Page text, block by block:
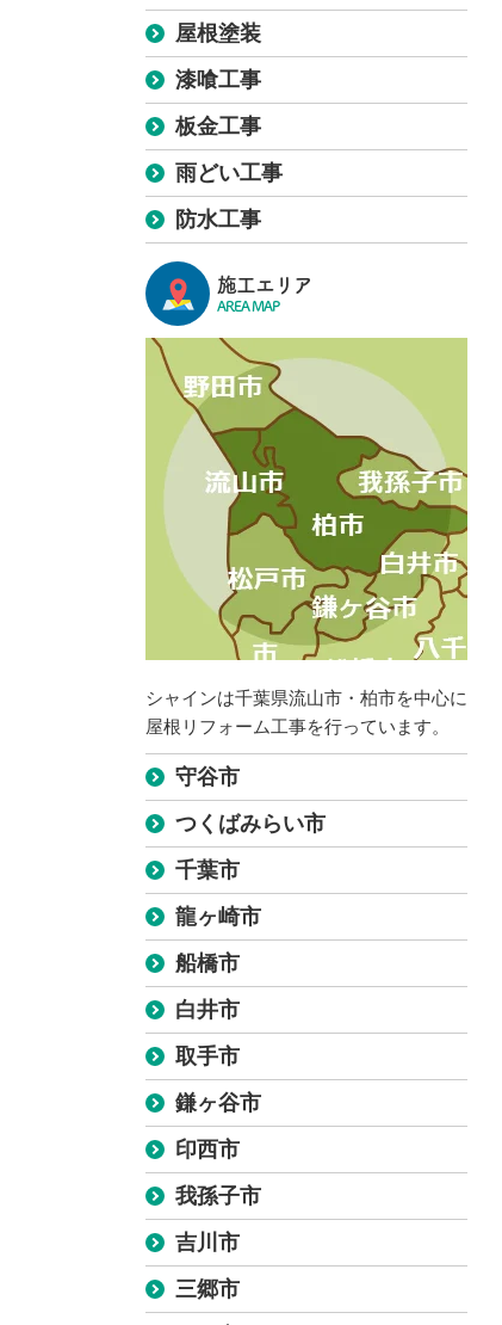
屋根塗装
漆喰工事
板金工事
雨どい工事
防水工事
施工エリア
AREA MAP
シャインは千葉県流山市・柏市を中心に
屋根リフォーム工事を行っています。
守谷市
つくばみらい市
千葉市
龍ヶ崎市
船橋市
白井市
取手市
鎌ヶ谷市
印西市
我孫子市
吉川市
三郷市